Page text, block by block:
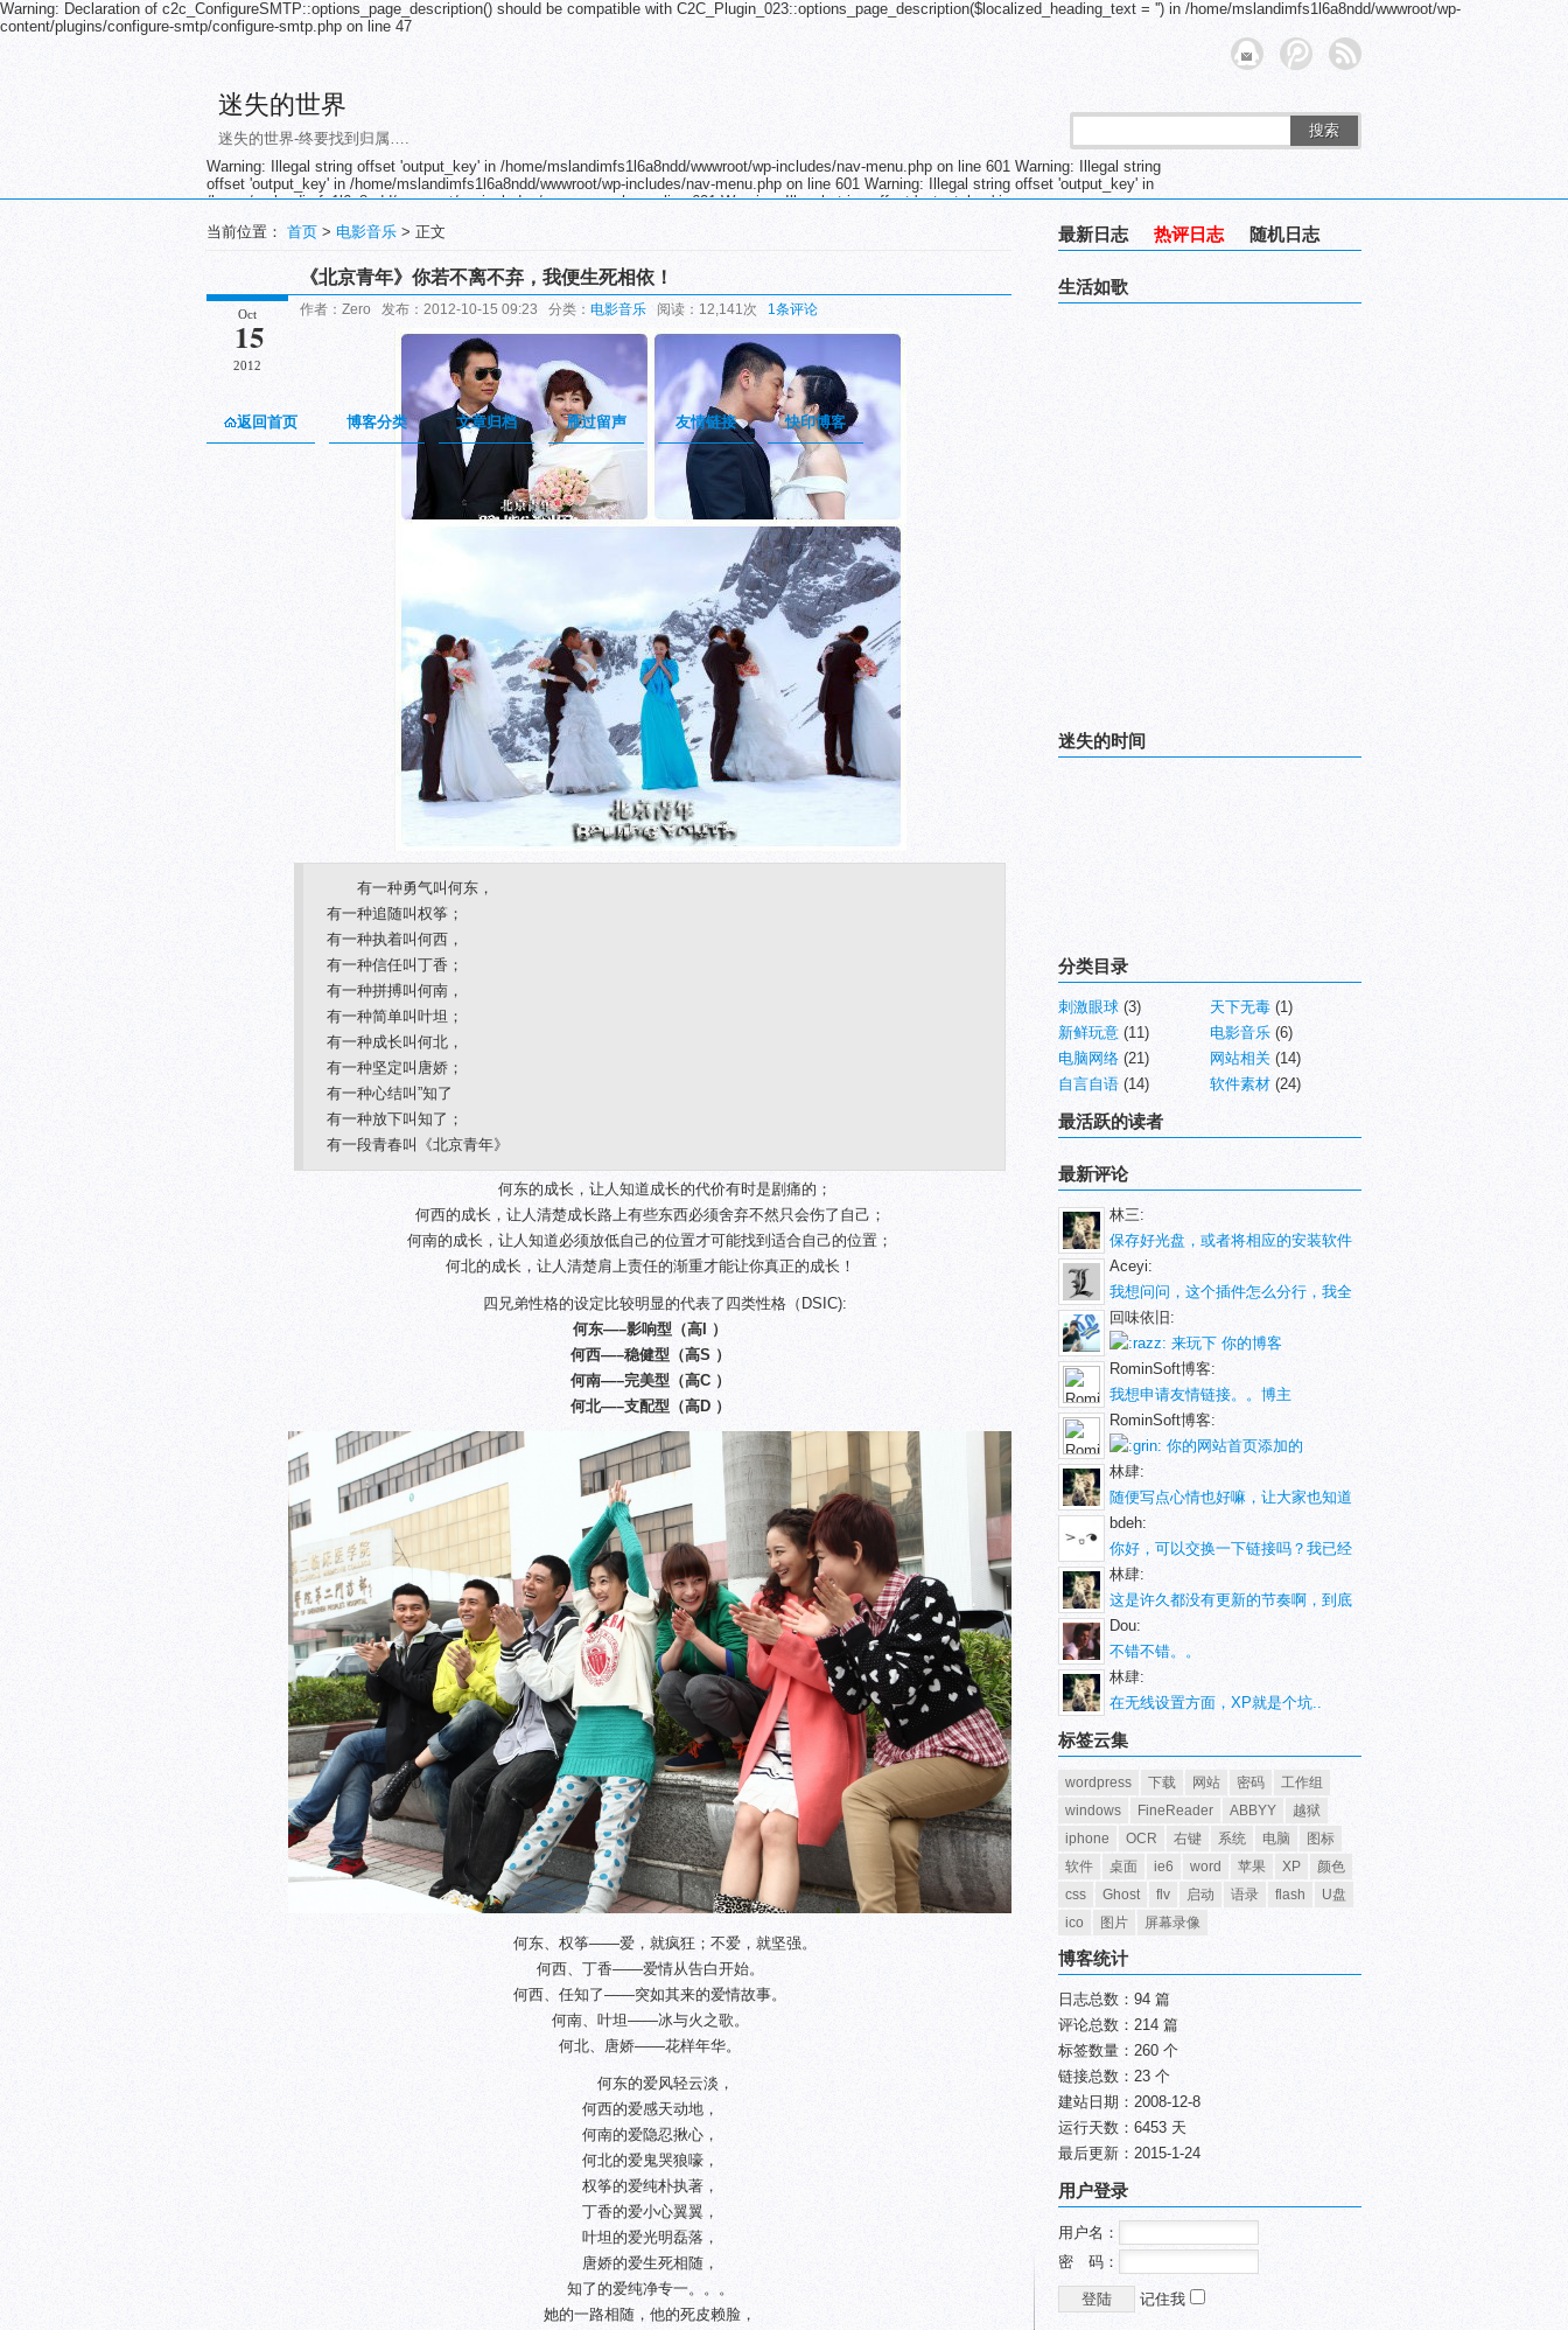
Warning: Declaration of c2c_ConfigureSMTP::options_page_description() should be compatible with C2C_Plugin_023::options_page_description($localized_heading_text = '') in /home/mslandimfs1l6a8ndd/wwwroot/wp-
content/plugins/configure-smtp/configure-smtp.php on line 47
迷失的世界
迷失的世界-终要找到归属…. 搜索
Warning: Illegal string offset 'output_key' in /home/mslandimfs1l6a8ndd/wwwroot/wp-includes/nav-menu.php on line 601 Warning: Illegal string
offset 'output_key' in /home/mslandimfs1l6a8ndd/wwwroot/wp-includes/nav-menu.php on line 601 Warning: Illegal string offset 'output_key' in
/home/mslandimfs1l6a8ndd/wwwroot/wp-includes/nav-menu.php on line 601 Warning: Illegal string offset 'output_key' in
/home/mslandimfs1l6a8ndd/wwwroot/wp-includes/nav-menu.php on line 601 Warning: Illegal string offset 'output_key' in
/home/mslandimfs1l6a8ndd/wwwroot/wp-includes/nav-menu.php on line 601 Warning: Illegal string offset 'output_key' in
/home/mslandimfs1l6a8ndd/wwwroot/wp-includes/nav-menu.php on line 601 Warning: Illegal string offset 'output_key' in
/home/mslandimfs1l6a8ndd/wwwroot/wp-includes/nav-menu.php on line 601 Warning: Illegal string offset 'output_key' in
/home/mslandimfs1l6a8ndd/wwwroot/wp-includes/nav-menu.php on line 601 Warning: Illegal string offset 'output_key' in
/home/mslandimfs1l6a8ndd/wwwroot/wp-includes/nav-menu.php on line 601 Warning: Illegal string offset 'output_key' in
/home/mslandimfs1l6a8ndd/wwwroot/wp-includes/nav-menu.php on line 601 Warning: Illegal string offset 'output_key' in
/home/mslandimfs1l6a8ndd/wwwroot/wp-includes/nav-menu.php on line 601 Warning: Illegal string offset 'output_key' in
/home/mslandimfs1l6a8ndd/wwwroot/wp-includes/nav-menu.php on line 601
返回首页
博客分类 文章归档 雁过留声 友情链接 快印博客
当前位置： 首页 > 电影音乐 > 正文
《北京青年》你若不离不弃，我便生死相依！
Oct
15
2012
作者：Zero 发布：2012-10-15 09:23 分类： 电影音乐 阅读：12,141次 1条评论
有一种勇气叫何东，
有一种追随叫权筝；
有一种执着叫何西，
有一种信任叫丁香；
有一种拼搏叫何南，
有一种简单叫叶坦；
有一种成长叫何北，
有一种坚定叫唐娇；
有一种心结叫”知了
有一种放下叫知了；
有一段青春叫《北京青年》
何东的成长，让人知道成长的代价有时是剧痛的；
何西的成长，让人清楚成长路上有些东西必须舍弃不然只会伤了自己；
何南的成长，让人知道必须放低自己的位置才可能找到适合自己的位置；
何北的成长，让人清楚肩上责任的渐重才能让你真正的成长！
四兄弟性格的设定比较明显的代表了四类性格（DSIC):
何东—–影响型（高I ）
何西—–稳健型（高S ）
何南—–完美型（高C ）
何北—–支配型（高D ）
何东、权筝——爱，就疯狂；不爱，就坚强。
何西、丁香——爱情从告白开始。
何西、任知了——突如其来的爱情故事。
何南、叶坦——冰与火之歌。
何北、唐娇——花样年华。
何东的爱风轻云淡，
何西的爱感天动地，
何南的爱隐忍揪心，
何北的爱鬼哭狼嚎，
权筝的爱纯朴执著，
丁香的爱小心翼翼，
叶坦的爱光明磊落，
唐娇的爱生死相随，
知了的爱纯净专一。。。
她的一路相随，他的死皮赖脸，
最新日志 热评日志 随机日志
生活如歌
迷失的时间
分类目录
刺激眼球 (3) 天下无毒 (1)
新鲜玩意 (11) 电影音乐 (6)
电脑网络 (21) 网站相关 (14)
自言自语 (14) 软件素材 (24)
最活跃的读者
最新评论
林三:
保存好光盘，或者将相应的安装软件
Aceyi:
我想问问，这个插件怎么分行，我全
回味依旧:
来玩下 你的博客
RominSoft博客:
我想申请友情链接。。博主
RominSoft博客:
你的网站首页添加的
林肆:
随便写点心情也好嘛，让大家也知道
bdeh:
你好，可以交换一下链接吗？我已经
林肆:
这是许久都没有更新的节奏啊，到底
Dou:
不错不错。。
林肆:
在无线设置方面，XP就是个坑..
标签云集
wordpress 下载 网站 密码
工作组
windows
FineReader ABBYY
越狱
iphone
OCR 右键 系统 电脑
图标
软件
桌面 ie6 word 苹果 XP
颜色
css
Ghost flv 启动 语录 flash
U盘
ico
图片 屏幕录像
博客统计
日志总数：94 篇
评论总数：214 篇
标签数量：260 个
链接总数：23 个
建站日期：2008-12-8
运行天数：6453 天
最后更新：2015-1-24
用户登录
用户名：
密 码：
记住我